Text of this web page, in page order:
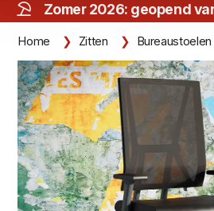
Zomer 2026: geopend
Home Zitten Bureaustoelen